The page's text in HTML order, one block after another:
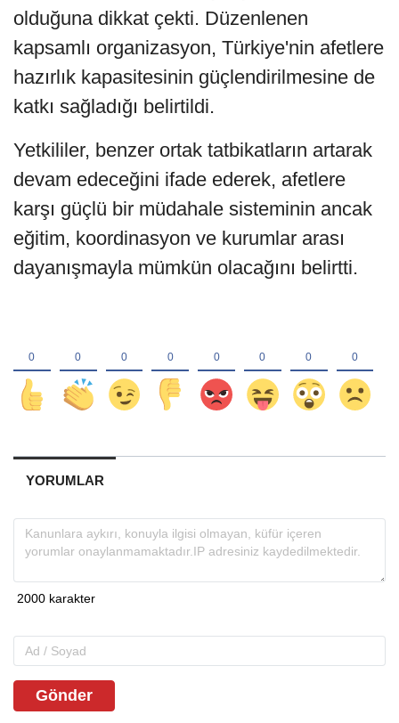
olduğuna dikkat çekti. Düzenlenen
kapsamlı organizasyon, Türkiye'nin afetlere
hazırlık kapasitesinin güçlendirilmesine de
katkı sağladığı belirtildi.
Yetkililer, benzer ortak tatbikatların artarak
devam edeceğini ifade ederek, afetlere
karşı güçlü bir müdahale sisteminin ancak
eğitim, koordinasyon ve kurumlar arası
dayanışmayla mümkün olacağını belirtti.
YORUMLAR
Gönder